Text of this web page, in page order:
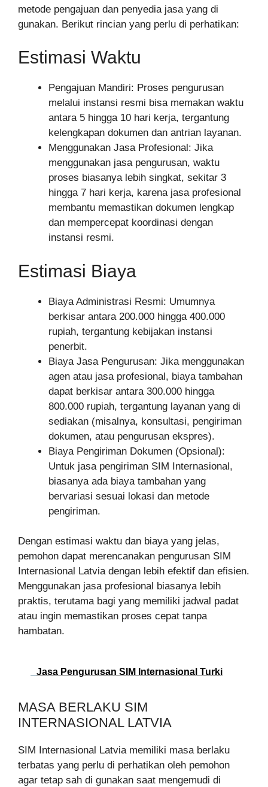
metode pengajuan dan penyedia jasa yang di
gunakan. Berikut rincian yang perlu di perhatikan:
Estimasi Waktu
Pengajuan Mandiri: Proses pengurusan
melalui instansi resmi bisa memakan waktu
antara 5 hingga 10 hari kerja, tergantung
kelengkapan dokumen dan antrian layanan.
Menggunakan Jasa Profesional: Jika
menggunakan jasa pengurusan, waktu
proses biasanya lebih singkat, sekitar 3
hingga 7 hari kerja, karena jasa profesional
membantu memastikan dokumen lengkap
dan mempercepat koordinasi dengan
instansi resmi.
Estimasi Biaya
Biaya Administrasi Resmi: Umumnya
berkisar antara 200.000 hingga 400.000
rupiah, tergantung kebijakan instansi
penerbit.
Biaya Jasa Pengurusan: Jika menggunakan
agen atau jasa profesional, biaya tambahan
dapat berkisar antara 300.000 hingga
800.000 rupiah, tergantung layanan yang di
sediakan (misalnya, konsultasi, pengiriman
dokumen, atau pengurusan ekspres).
Biaya Pengiriman Dokumen (Opsional):
Untuk jasa pengiriman SIM Internasional,
biasanya ada biaya tambahan yang
bervariasi sesuai lokasi dan metode
pengiriman.
Dengan estimasi waktu dan biaya yang jelas,
pemohon dapat merencanakan pengurusan SIM
Internasional Latvia dengan lebih efektif dan efisien.
Menggunakan jasa profesional biasanya lebih
praktis, terutama bagi yang memiliki jadwal padat
atau ingin memastikan proses cepat tanpa
hambatan.
Jasa Pengurusan SIM Internasional Turki
MASA BERLAKU SIM
INTERNASIONAL LATVIA
SIM Internasional Latvia memiliki masa berlaku
terbatas yang perlu di perhatikan oleh pemohon
agar tetap sah di gunakan saat mengemudi di